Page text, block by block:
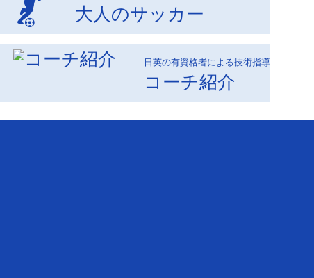
大人のサッカー
日英の有資格者による技術指導
コーチ紹介